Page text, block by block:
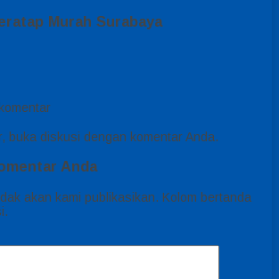
Murah Surabaya
buka diskusi dengan komentar Anda.
Anda
akan kami publikasikan. Kolom bertanda